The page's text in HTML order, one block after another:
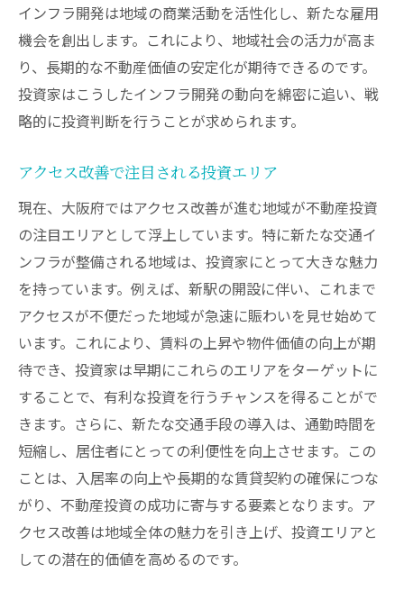
インフラ開発は地域の商業活動を活性化し、新たな雇用
機会を創出します。これにより、地域社会の活力が高ま
り、長期的な不動産価値の安定化が期待できるのです。
投資家はこうしたインフラ開発の動向を綿密に追い、戦
略的に投資判断を行うことが求められます。
アクセス改善で注目される投資エリア
現在、大阪府ではアクセス改善が進む地域が不動産投資
の注目エリアとして浮上しています。特に新たな交通イ
ンフラが整備される地域は、投資家にとって大きな魅力
を持っています。例えば、新駅の開設に伴い、これまで
アクセスが不便だった地域が急速に賑わいを見せ始めて
います。これにより、賃料の上昇や物件価値の向上が期
待でき、投資家は早期にこれらのエリアをターゲットに
することで、有利な投資を行うチャンスを得ることがで
きます。さらに、新たな交通手段の導入は、通勤時間を
短縮し、居住者にとっての利便性を向上させます。この
ことは、入居率の向上や長期的な賃貸契約の確保につな
がり、不動産投資の成功に寄与する要素となります。ア
クセス改善は地域全体の魅力を引き上げ、投資エリアと
しての潜在的価値を高めるのです。